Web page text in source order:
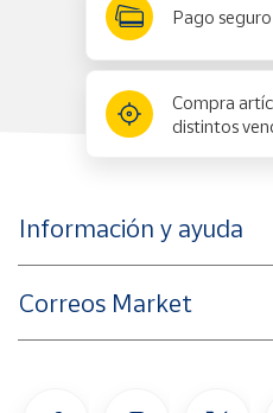
Pago seguro
Compra
distintos
Información y ayuda
Correos Market